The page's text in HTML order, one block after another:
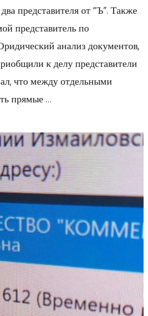
представителя от “Ъ”. Также
представитель по
анализ документов,
к делу представители
что между отдельными
прямые …